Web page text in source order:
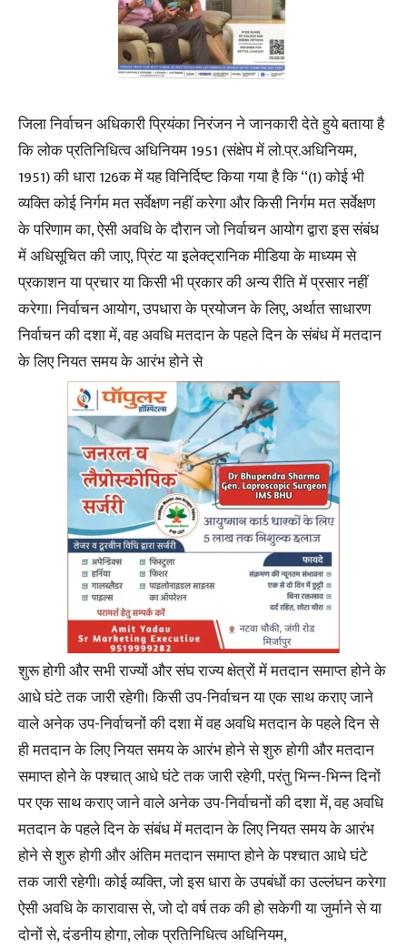
जिला निर्वाचन अधिकारी प्रियंका निरंजन ने जानकारी देते हुये बताया है
कि लोक प्रतिनिधित्व अधिनियम 1951 (संक्षेप में लो.प्र.अधिनियम,
1951) की धारा 126क में यह विनिर्दिष्ट किया गया है कि ‘‘(1) कोई भी
व्यक्ति कोई निर्गम मत सर्वेक्षण नहीं करेगा और किसी निर्गम मत सर्वेक्षण
के परिणाम का, ऐसी अवधि के दौरान जो निर्वाचन आयोग द्वारा इस संबंध
में अधिसूचित की जाए, प्रिंट या इलेक्ट्रानिक मीडिया के माध्यम से
प्रकाशन या प्रचार या किसी भी प्रकार की अन्य रीति में प्रसार नहीं
करेगा। निर्वाचन आयोग, उपधारा के प्रयोजन के लिए, अर्थात साधारण
निर्वाचन की दशा में, वह अवधि मतदान के पहले दिन के संबंध में मतदान
के लिए नियत समय के आरंभ होने से
शुरू होगी और सभी राज्यों और संघ राज्य क्षेत्रों में मतदान समाप्त होने के
आधे घंटे तक जारी रहेगी। किसी उप-निर्वाचन या एक साथ कराए जाने
वाले अनेक उप-निर्वाचनों की दशा में वह अवधि मतदान के पहले दिन से
ही मतदान के लिए नियत समय के आरंभ होने से शुरु होगी और मतदान
समाप्त होने के पश्चात् आधे घंटे तक जारी रहेगी, परंतु भिन्न-भिन्न दिनों
पर एक साथ कराए जाने वाले अनेक उप-निर्वाचनों की दशा में, वह अवधि
मतदान के पहले दिन के संबंध में मतदान के लिए नियत समय के आरंभ
होने से शुरु होगी और अंतिम मतदान समाप्त होने के पश्चात आधे घंटे
तक जारी रहेगी। कोई व्यक्ति, जो इस धारा के उपबंधों का उल्लंघन करेगा
ऐसी अवधि के कारावास से, जो दो वर्ष तक की हो सकेगी या जुर्माने से या
दोनों से, दंडनीय होगा, लोक प्रतिनिधित्व अधिनियम,